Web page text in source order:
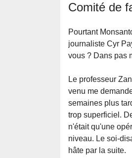
Comité de
Pourtant
journaliste Cyr
vous ? Dans pas
Le professeur
venu me
semaines plus
trop superficiel.
n'était qu'une
niveau. Le soi-
hâte par la suite.